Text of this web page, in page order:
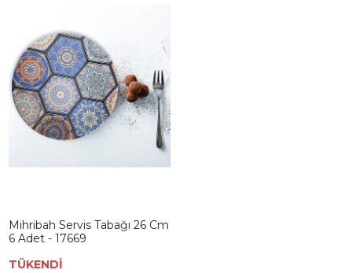
Mihribah Servis Tabağı 26 Cm
6 Adet - 17669
TÜKENDİ